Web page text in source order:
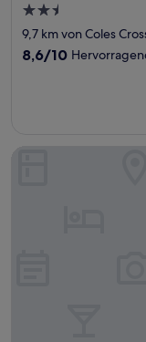
2.5-
Sterne-
Unterkunft
9,7 km von Coles
8.6
8,6/10